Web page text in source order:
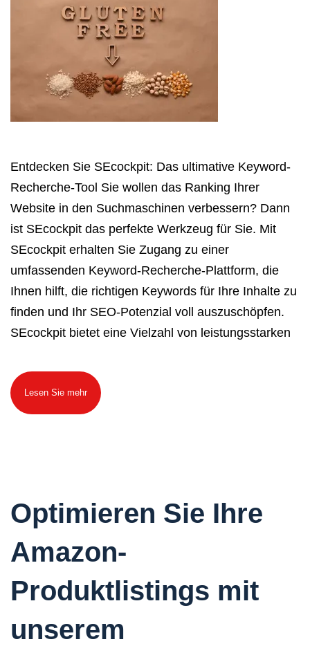
Entdecken Sie SEcockpit: Das ultimative Keyword-
Recherche-Tool Sie wollen das Ranking Ihrer
Website in den Suchmaschinen verbessern? Dann
ist SEcockpit das perfekte Werkzeug für Sie. Mit
SEcockpit erhalten Sie Zugang zu einer
umfassenden Keyword-Recherche-Plattform, die
Ihnen hilft, die richtigen Keywords für Ihre Inhalte zu
finden und Ihr SEO-Potenzial voll auszuschöpfen.
SEcockpit bietet eine Vielzahl von leistungsstarken
Lesen Sie mehr
Optimieren Sie Ihre
Amazon-
Produktlistings mit
unserem